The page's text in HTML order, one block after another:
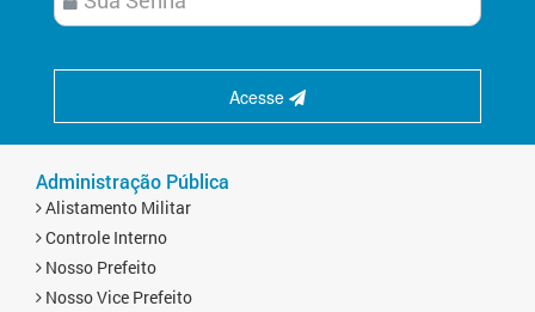
Acesse
Administração Pública
Alistamento Militar
Controle Interno
Nosso Prefeito
Nosso Vice Prefeito